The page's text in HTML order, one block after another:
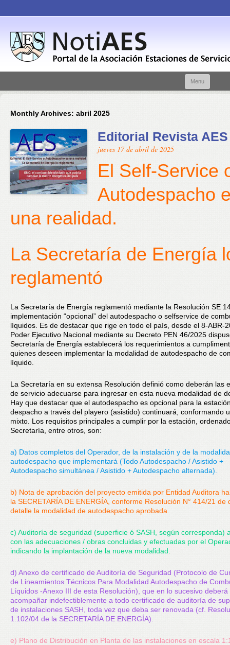
Menu
Monthly Archives: abril 2025
Editorial Revista AES
jueves 17 de abril de 2025
El Self-Service
Autodespacho
una realidad.
La Secretaría de Energía
reglamentó
La Secretaría de Energía reglamentó mediante la Resolución SE
implementación “opcional” del autodespacho o selfservice de
líquidos. Es de destacar que rige en todo el país, desde el 8-ABR-
Poder Ejecutivo Nacional mediante su Decreto PEN 46/2025
Secretaría de Energía establecerá los requerimientos a
quienes deseen implementar la modalidad de autodespacho de
líquido.
La Secretaría en su extensa Resolución definió como deberán las
de servicio adecuarse para ingresar en esta nueva modalidad de
Hay que destacar que el autodespacho es opcional para la
despacho a través del playero (asistido) continuará, conformando
mixto. Los requisitos principales a cumplir por la estación,
Secretaría, entre otros, son:
a) Datos completos del Operador, de la instalación y de la
autodespacho que implementará (Todo Autodespacho / Asistido +
Autodespacho simultánea / Asistido + Autodespacho alternada).
b) Nota de aprobación del proyecto emitida por Entidad Auditora
la SECRETARÍA DE ENERGÍA, conforme Resolución N° 414/21 de
detalle la modalidad de autodespacho aprobada.
c) Auditoría de seguridad (superficie ó SASH, según corresponda)
con las adecuaciones / obras concluidas y efectuadas por el
indicando la implantación de la nueva modalidad.
d) Anexo de certificado de Auditoría de Seguridad (Protocolo de
de Lineamientos Técnicos Para Modalidad Autodespacho de
Líquidos -Anexo III de esta Resolución), que en lo sucesivo deberá
acompañar indefectiblemente a todo certificado de auditoría de
de instalaciones SASH, toda vez que deba ser renovada (cf.
1.102/04 de la SECRETARÍA DE ENERGÍA).
e) Plano de Distribución en Planta de las instalaciones en escala